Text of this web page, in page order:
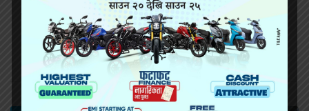
सिराहामा गोली प्रहार गरी हत्या